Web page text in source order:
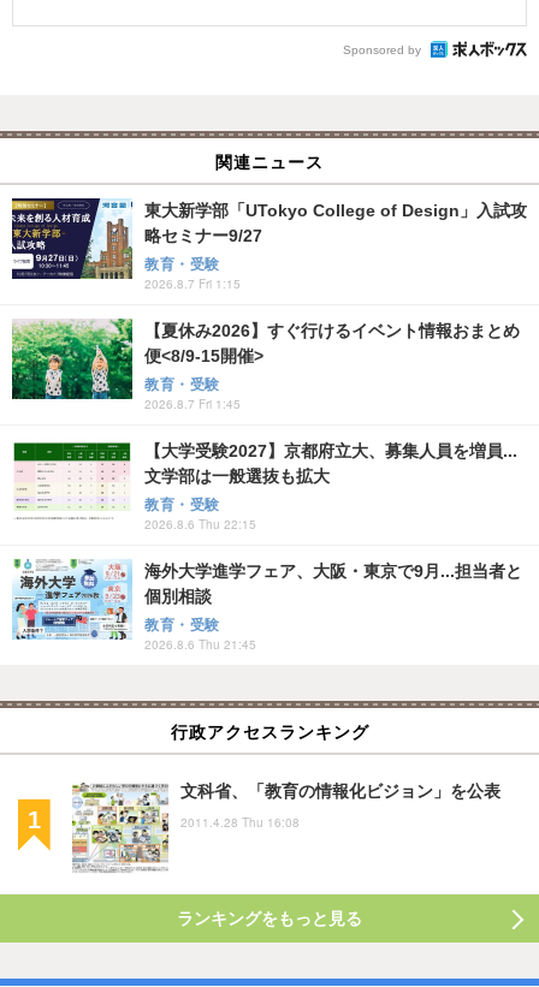
Sponsored by
関連ニュース
東大新学部「UTokyo College of Design」入試攻
略セミナー9/27
教育・受験
2026.8.7 Fri 1:15
【夏休み2026】すぐ行けるイベント情報おまとめ
便<8/9-15開催>
教育・受験
2026.8.7 Fri 1:45
【大学受験2027】京都府立大、募集人員を増員...
文学部は一般選抜も拡大
教育・受験
2026.8.6 Thu 22:15
海外大学進学フェア、大阪・東京で9月...担当者と
個別相談
教育・受験
2026.8.6 Thu 21:45
行政アクセスランキング
文科省、「教育の情報化ビジョン」を公表
2011.4.28 Thu 16:08
ランキングをもっと見る